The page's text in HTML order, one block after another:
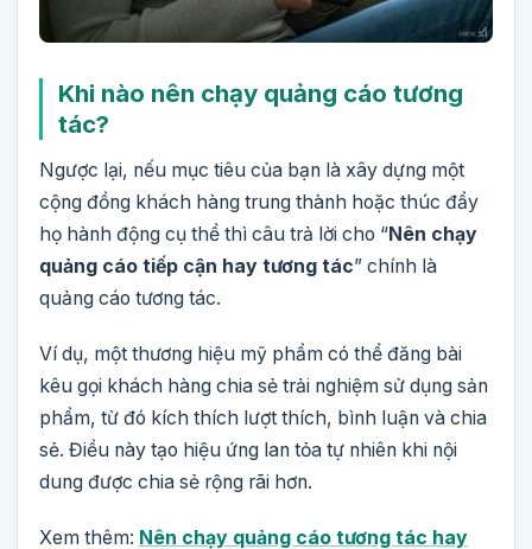
Khi nào nên chạy quảng cáo tương
tác?
Ngược lại, nếu mục tiêu của bạn là xây dựng một
cộng đồng khách hàng trung thành hoặc thúc đẩy
họ hành động cụ thể thì câu trả lời cho “Nên chạy
quảng cáo tiếp cận hay tương tác” chính là
quảng cáo tương tác.
Ví dụ, một thương hiệu mỹ phẩm có thể đăng bài
kêu gọi khách hàng chia sẻ trải nghiệm sử dụng sản
phẩm, từ đó kích thích lượt thích, bình luận và chia
sẻ. Điều này tạo hiệu ứng lan tỏa tự nhiên khi nội
dung được chia sẻ rộng rãi hơn.
Xem thêm: Nên chạy quảng cáo tương tác hay